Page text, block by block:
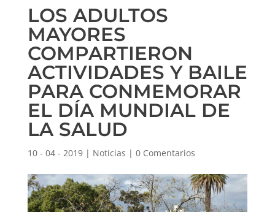
LOS ADULTOS
MAYORES
COMPARTIERON
ACTIVIDADES Y BAILE
PARA CONMEMORAR
EL DÍA MUNDIAL DE
LA SALUD
10 - 04 - 2019| Noticias | 0 Comentarios